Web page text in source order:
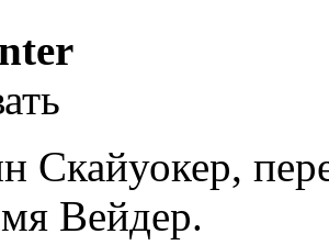
Скайуокер,
Вейдер.